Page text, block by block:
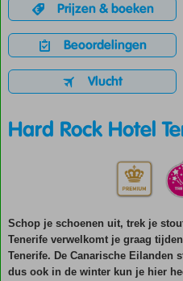
Prijzen & boeken
Beoordelingen
Vlucht
Hard Rock Hotel
Schop je schoenen uit, trek je
Tenerife verwelkomt je graag
Tenerife. De Canarische Eilanden
dus ook in de winter kun je hier